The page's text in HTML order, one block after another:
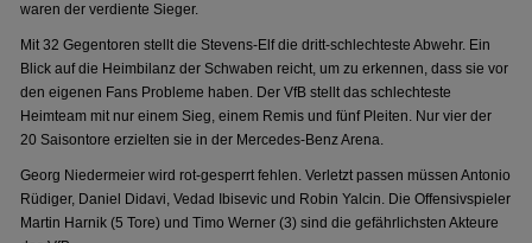
waren der verdiente Sieger.
Mit 32 Gegentoren stellt die Stevens-Elf die dritt-schlechteste Abwehr. Ein
Blick auf die Heimbilanz der Schwaben reicht, um zu erkennen, dass sie vor
den eigenen Fans Probleme haben. Der VfB stellt das schlechteste
Heimteam mit nur einem Sieg, einem Remis und fünf Pleiten. Nur vier der
20 Saisontore erzielten sie in der Mercedes-Benz Arena.
Georg Niedermeier wird rot-gesperrt fehlen. Verletzt passen müssen Antonio
Rüdiger, Daniel Didavi, Vedad Ibisevic und Robin Yalcin. Die Offensivspieler
Martin Harnik (5 Tore) und Timo Werner (3) sind die gefährlichsten Akteure